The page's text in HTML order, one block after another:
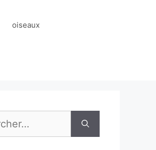
oiseaux